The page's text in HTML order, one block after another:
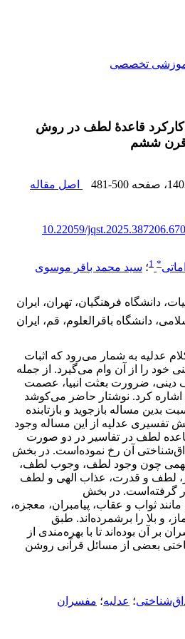
آموزشی تخصصی
کارکرد قاعدۀ لطف در روش
قرن ششم‏
، صفحه 481-500
اصل مقاله
10.22059/
*
1؛ سید محمد باقر موسوی
دانشگاه فرهنگیان، تهران، ایران
دانشگاه باقرالعلوم، قم، ایران
عدلیه به شمار می‌رود که اثبات
خود را از آن وام می‌گیرد. از جمله
دینی، ضرورت بعثت انبیا، عصمت
کرد. نوشتار حاضر می‌کوشد
بدین مساله بازجوید و بازتابنده
تفسیری عدلیه از این مساله وجود
لطف در تفاسیر در دو صورت
آن رخ نموده‌است. در بخش
چون وجود لطف، وجوب لطف،
لطف و قدرت، عذاب الهی و لطف
گرفته‌است. در بخش
ثواب و عقاب، پیامبران، معجزه،
و بلا را برشمرده‌اند. طبق
بر آن بوده‌اند تا با بهره‌مندی از
بعضی از مسائل قرآنی روشن
؛ عدلیه؛ مفسران